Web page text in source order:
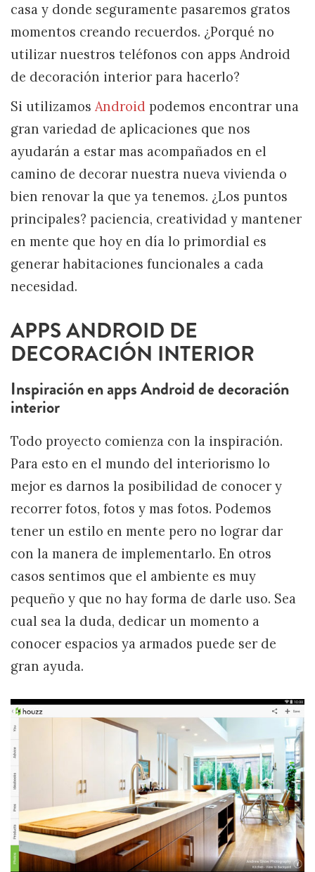
casa y donde seguramente pasaremos gratos
momentos creando recuerdos. ¿Porqué no
utilizar nuestros teléfonos con apps Android
de decoración interior para hacerlo?
Si utilizamos Android podemos encontrar una
gran variedad de aplicaciones que nos
ayudarán a estar mas acompañados en el
camino de decorar nuestra nueva vivienda o
bien renovar la que ya tenemos. ¿Los puntos
principales? paciencia, creatividad y mantener
en mente que hoy en día lo primordial es
generar habitaciones funcionales a cada
necesidad.
APPS ANDROID DE
DECORACIÓN INTERIOR
Inspiración en apps Android de decoración
interior
Todo proyecto comienza con la inspiración.
Para esto en el mundo del interiorismo lo
mejor es darnos la posibilidad de conocer y
recorrer fotos, fotos y mas fotos. Podemos
tener un estilo en mente pero no lograr dar
con la manera de implementarlo. En otros
casos sentimos que el ambiente es muy
pequeño y que no hay forma de darle uso. Sea
cual sea la duda, dedicar un momento a
conocer espacios ya armados puede ser de
gran ayuda.